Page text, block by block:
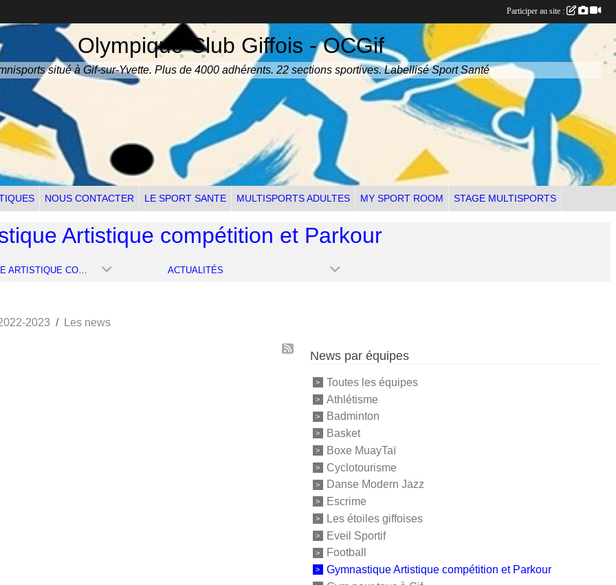
Olympique Club Giffois - OCGif
situé à Gif-sur-Yvette. Plus de 4000 adhérents. 22 sections sportives. Labellisé Sport Santé
NOUS CONTACTER LE SPORT SANTE MULTISPORTS ADULTES MY SPORT ROOM STAGE MULTISPORTS
Artistique compétition et Parkour
ACTUALITÉS
2023 Les news
News par équipes
Toutes les équipes
Athlétisme
Badminton
Basket
Boxe MuayTaï
Cyclotourisme
Danse Modern Jazz
Escrime
Les étoiles giffoises
Eveil Sportif
Football
Gymnastique Artistique compétition et Parkour
Participer au site :